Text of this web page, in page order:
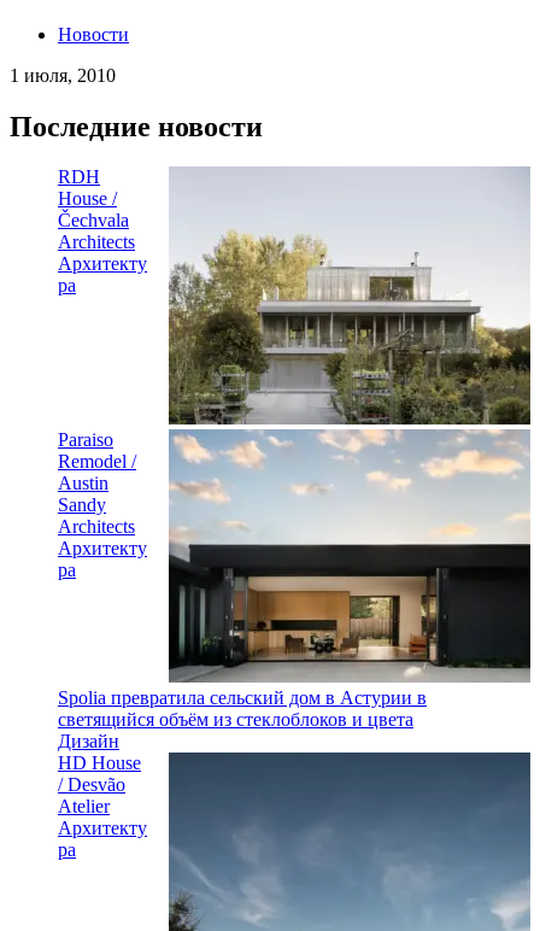
Новости
1 июля, 2010
Последние новости
RDH
House /
Čechvala
Architects
Архитекту
ра
Paraiso
Remodel /
Austin
Sandy
Architects
Архитекту
ра
Spolia превратила сельский дом в Астурии в
светящийся объём из стеклоблоков и цвета
Дизайн
HD House
/ Desvão
Atelier
Архитекту
ра